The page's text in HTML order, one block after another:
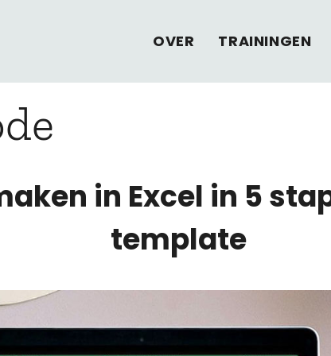
OVER TRAININGEN
in Excel in 5
template